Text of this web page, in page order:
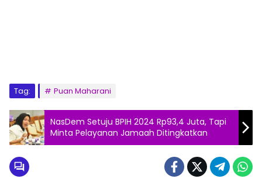
Tag: Puan Maharani
NasDem Setuju BPIH 2024 Rp93,4 Juta, Tapi
Minta Pelayanan Jamaah Ditingkatkan